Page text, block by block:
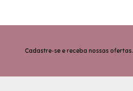
Cadastre-se e receba nossas ofertas.